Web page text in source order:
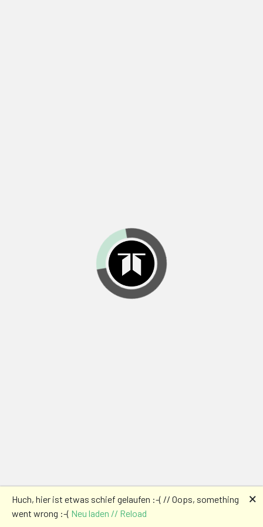
Huch, hier ist etwas schief gelaufen :-( // Oops, something
went wrong :-( Neu laden // Reload
🗙